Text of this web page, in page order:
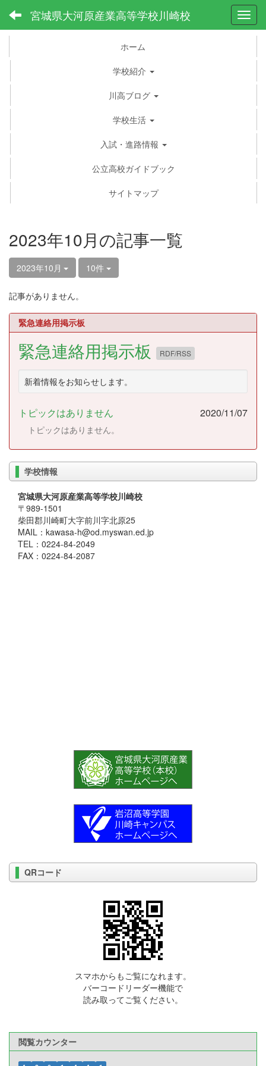
宮城県大河原産業高等学校川崎校
ホーム
学校紹介
川高ブログ
学校生活
入試・進路情報
公立高校ガイドブック
サイトマップ
2023年10月の記事一覧
2023年10月 10件
記事がありません。
緊急連絡用掲示板
緊急連絡用掲示板 RDF/RSS
新着情報をお知らせします。
トピックはありません 2020/11/07
トピックはありません。
学校情報
宮城県大河原産業高等学校川崎校
〒989-1501
柴田郡川崎町大字前川字北原25
MAIL：kawasa-h@od.myswan.ed.jp
TEL：0224-84-2049
FAX：0224-84-2087
QRコード
スマホからもご覧になれます。
バーコードリーダー機能で
読み取ってご覧ください。
閲覧カウンター